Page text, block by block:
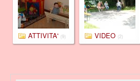
ATTIVITA' (9) VIDEO (2)